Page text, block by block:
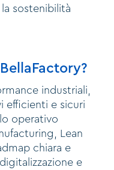
sostenibilità
industriali,
efficienti e sicuri
operativo
Lean
chiara e
e